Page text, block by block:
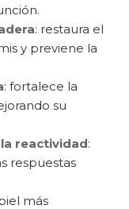
: restaura el
y previene la
: fortalece la
su
reactividad:
respuestas
más